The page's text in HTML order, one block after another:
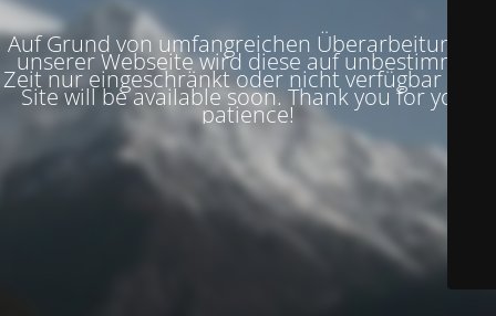
Auf Grund von umfangreichen Überarbeitungen
unserer Webseite wird diese auf unbestimmte
Zeit nur eingeschränkt oder nicht verfügbar sein.
Site will be available soon. Thank you for your
patience!